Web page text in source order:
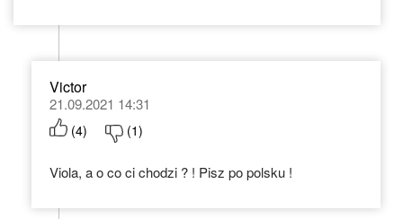
Victor
21.09.2021 14:31
(4) (1)
Viola, a o co ci chodzi ? ! Pisz po polsku !